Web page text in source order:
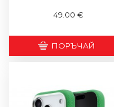
49.00 €
ПОРЪЧАЙ